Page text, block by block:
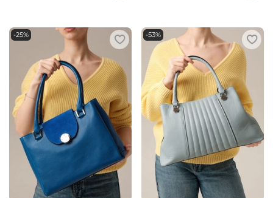
-25% -53%